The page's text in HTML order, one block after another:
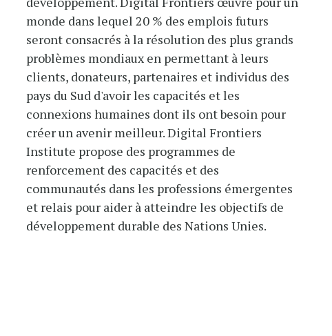
monde dans lequel 20 % des emplois futurs
seront consacrés à la résolution des plus grands
problèmes mondiaux en permettant à leurs
clients, donateurs, partenaires et individus des
pays du Sud d'avoir les capacités et les
connexions humaines dont ils ont besoin pour
créer un avenir meilleur. Digital Frontiers
Institute propose des programmes de
renforcement des capacités et des
communautés dans les professions émergentes
et relais pour aider à atteindre les objectifs de
développement durable des Nations Unies.